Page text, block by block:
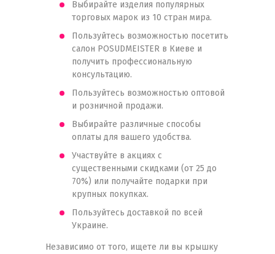
Выбирайте изделия популярных
торговых марок из 10 стран мира.
Пользуйтесь возможностью посетить
салон POSUDMEISTER в Киеве и
получить профессиональную
консультацию.
Пользуйтесь возможностью оптовой
и розничной продажи.
Выбирайте различные способы
оплаты для вашего удобства.
Участвуйте в акциях с
существенными скидками (от 25 до
70%) или получайте подарки при
крупных покупках.
Пользуйтесь доставкой по всей
Украине.
Независимо от того, ищете ли вы крышку